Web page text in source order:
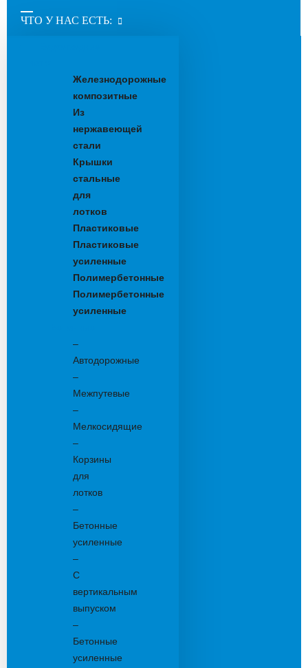
ЧТО У НАС ЕСТЬ:
Железнодорожные
композитные
Из
нержавеющей
стали
Крышки
стальные
для
лотков
Пластиковые
Пластиковые
усиленные
Полимербетонные
Полимербетонные
усиленные
–
Автодорожные
–
Межпутевые
–
Мелкосидящие
–
Корзины
для
лотков
–
Бетонные
усиленные
–
С
вертикальным
выпуском
–
Бетонные
усиленные